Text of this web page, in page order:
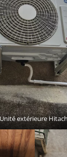
Unité extérieure